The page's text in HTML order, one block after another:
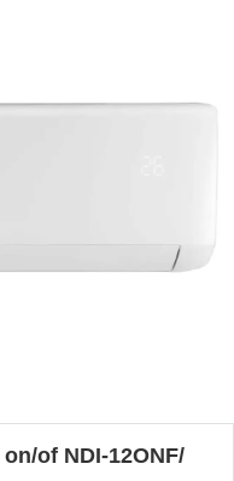
of NDI-12ONF/